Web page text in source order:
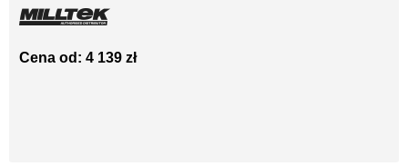
Cena od: 4 139 zł